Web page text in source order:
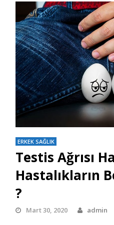
ERKEK SAĞLIK
Testis Ağrısı
Hastalıkların
?
Mart 30, 2020 admin